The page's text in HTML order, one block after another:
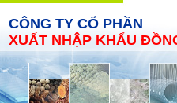
CÔNG TY CỔ PHẦN
XUẤT NHẬP KHẨU